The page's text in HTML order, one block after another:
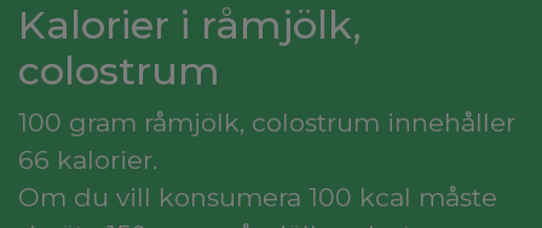
Kalorier i råmjölk,
colostrum
100 gram råmjölk, colostrum innehåller
66 kalorier.
Om du vill konsumera 100 kcal måste